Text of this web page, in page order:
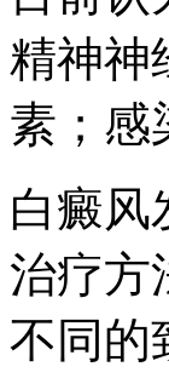
精神神
素；感
白癜风
治疗方
不同的